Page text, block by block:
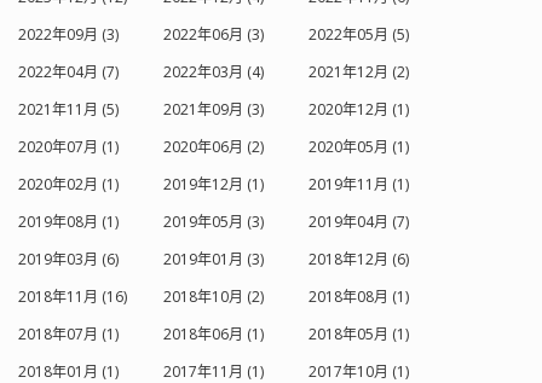
2022年09月 (3)
2022年06月 (3)
2022年05月 (5)
2022年04月 (7)
2022年03月 (4)
2021年12月 (2)
2021年11月 (5)
2021年09月 (3)
2020年12月 (1)
2020年07月 (1)
2020年06月 (2)
2020年05月 (1)
2020年02月 (1)
2019年12月 (1)
2019年11月 (1)
2019年08月 (1)
2019年05月 (3)
2019年04月 (7)
2019年03月 (6)
2019年01月 (3)
2018年12月 (6)
2018年11月 (16)
2018年10月 (2)
2018年08月 (1)
2018年07月 (1)
2018年06月 (1)
2018年05月 (1)
2018年01月 (1)
2017年11月 (1)
2017年10月 (1)